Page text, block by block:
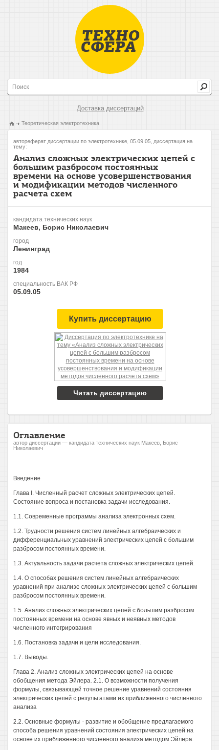
Доставка диссертаций
Теоретическая электротехника
автореферат диссертации по электротехнике, 05.09.05, диссертация на
тему:
Анализ сложных электрических цепей с
большим разбросом постоянных
времени на основе усовершенствования
и модификации методов численного
расчета схем
кандидата технических наук
Макеев, Борис Николаевич
город
Ленинград
год
1984
специальность ВАК РФ
05.09.05
Купить диссертацию
Читать диссертацию
Оглавление
автор диссертации — кандидата технических наук Макеев, Борис
Николаевич
Введение
Глава I. Численный расчет сложных электрических цепей.
Состояние вопроса и постановка задачи исследования.
1.1. Современные программы анализа электронных схем.
1.2. Трудности решения систем линейных алгебраических и
дифференциальных уравнений электрических цепей с большим
разбросом постоянных времени.
1.3. Актуальность задачи расчета сложных электрических цепей.
1.4. О способах решения систем линейных алгебраических
уравнений при анализе сложных электрических цепей с большим
разбросом постоянных времени.
1.5. Анализ сложных электрических цепей с большим разбросом
постоянных времени на основе явных и неявных методов
численного интегрирования
1.6. Постановка задачи и цели исследования.
1.7. Выводы.
Глава 2. Анализ сложных электрических цепей на основе
обобщения метода Эйлера. 2.1. О возможности получения
формулы, связывающей точное решение уравнений состояния
электрических цепей с результатами их приближенного численного
анализа
2.2. Основные формулы - развитие и обобщение предлагаемого
способа решения уравнений состояния электрических цепей на
основе их приближенного численного анализа методом Эйлера.